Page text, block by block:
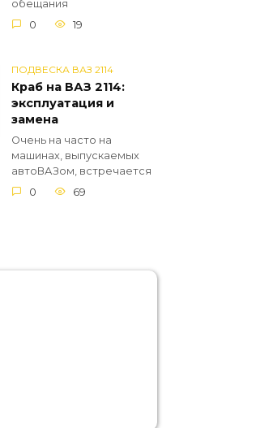
обещания
0
19
ПОДВЕСКА ВАЗ 2114
Краб на ВАЗ 2114:
эксплуатация и
замена
Очень на часто на
машинах, выпускаемых
автоВАЗом, встречается
0
69